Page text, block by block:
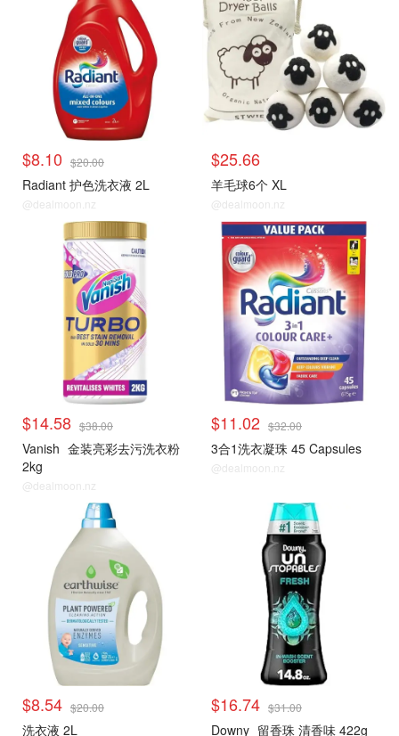
$8.10 $20.00
Radiant 护色洗衣液 2L
@dealmoon.nz
$25.66
羊毛球6个 XL
@dealmoon.nz
$14.58 $38.00
Vanish 金装亮彩去污洗衣粉
2kg
@dealmoon.nz
$11.02 $32.00
3合1洗衣凝珠 45 Capsules
@dealmoon.nz
$8.54 $20.00
洗衣液 2L
$16.74 $31.00
Downy 留香珠 清香味 422g